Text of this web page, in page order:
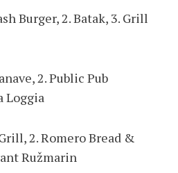
Burger, 2. Batak, 3. Grill
2. Public Pub
Loggia
2. Romero Bread &
Ružmarin